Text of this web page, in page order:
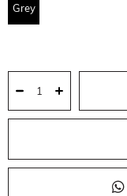
Grey